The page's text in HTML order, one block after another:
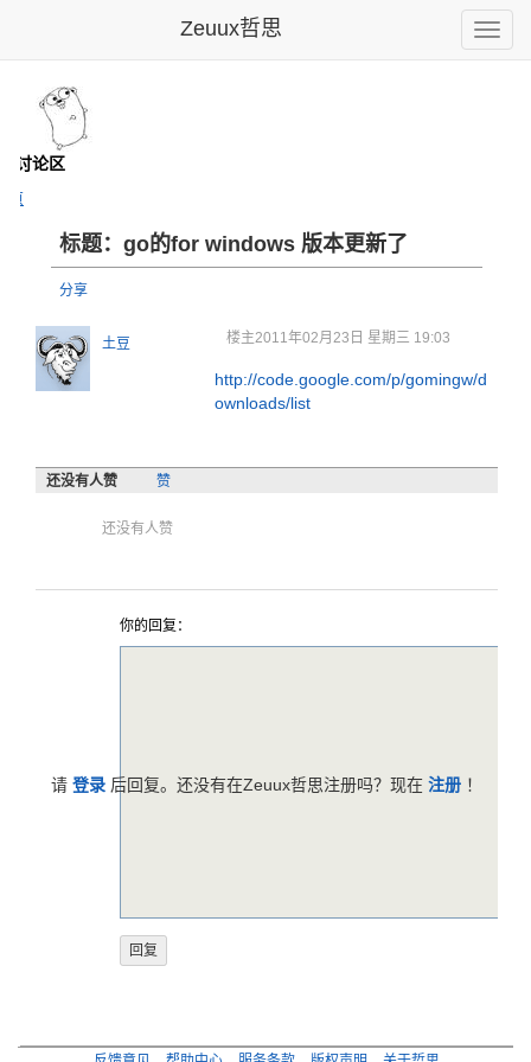
Toggle
Zeuux哲思
讨论区
页
标题：go的for windows 版本更新了
分享
土豆 楼主2011年02月23日 星期三 19:03
http://code.google.com/p/gomingw/d
ownloads/list
还没有人赞 赞
还没有人赞
你的回复：
请 登录 后回复。还没有在Zeuux哲思注册吗？现在 注册 ！